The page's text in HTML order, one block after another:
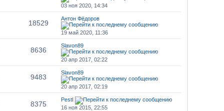
03 ноя 2020, 14:34
18529
Антон Фёдоров
19 май 2020, 11:36
8636
Slavon89
20 апр 2017, 02:22
9483
Slavon89
20 апр 2017, 02:19
8375
PestI
16 ноя 2015, 22:55